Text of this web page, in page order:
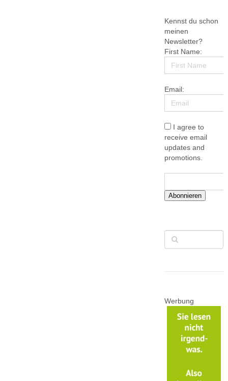
Kennst du schon
meinen
Newsletter?
First Name:
Email:
I agree to
receive email
updates and
promotions.
Abonnieren
Werbung